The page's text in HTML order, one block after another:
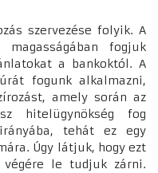
szervezése folyik. A
fogjuk
a bankoktól. A
fogunk alkalmazni,
amely során az
hitelügynökség fog
tehát ez egy
Úgy látjuk, hogy ezt
le tudjuk zárni.